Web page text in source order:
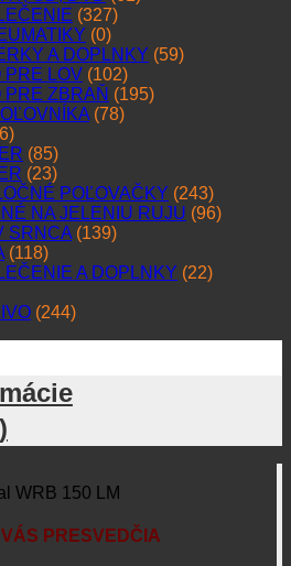
(327)
(0)
A DOPLNKY (59)
PRE LOV (102)
ZBRAŇ (195)
(78)
(85)
(23)
POĽOVAČKY (243)
NA JELENIU RUJU (96)
SRNCA (139)
(118)
A DOPLNKY (22)
(244)
WRB 150 LM
PRESVEDČIA